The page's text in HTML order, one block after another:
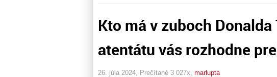
Kto má v zuboch
atentátu vás rozhodne
26. júla 2024, Prečítané 3 027x, marlupta